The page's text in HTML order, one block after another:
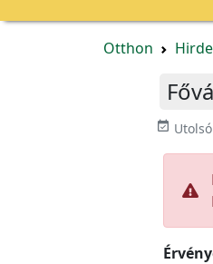
Otthon
event_available